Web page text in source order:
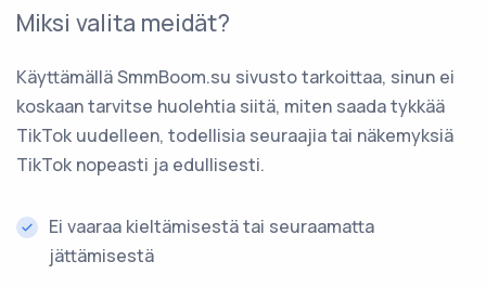
Miksi valita meidät?
Käyttämällä SmmBoom.su sivusto tarkoittaa, sinun ei
koskaan tarvitse huolehtia siitä, miten saada tykkää
TikTok uudelleen, todellisia seuraajia tai näkemyksiä
TikTok nopeasti ja edullisesti.
Ei vaaraa kieltämisestä tai seuraamatta
jättämisestä